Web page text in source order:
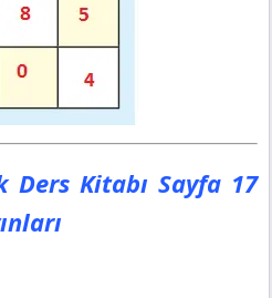
Ders Kitabı Sayfa 17